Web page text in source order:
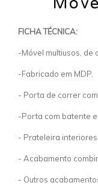
FICHA TÉCNICA:
-Móvel multiusos, de
-Fabricado em MDP.
- Porta de correr
-Porta com batente
- Prateleira interiores
- Acabamento
- Outros